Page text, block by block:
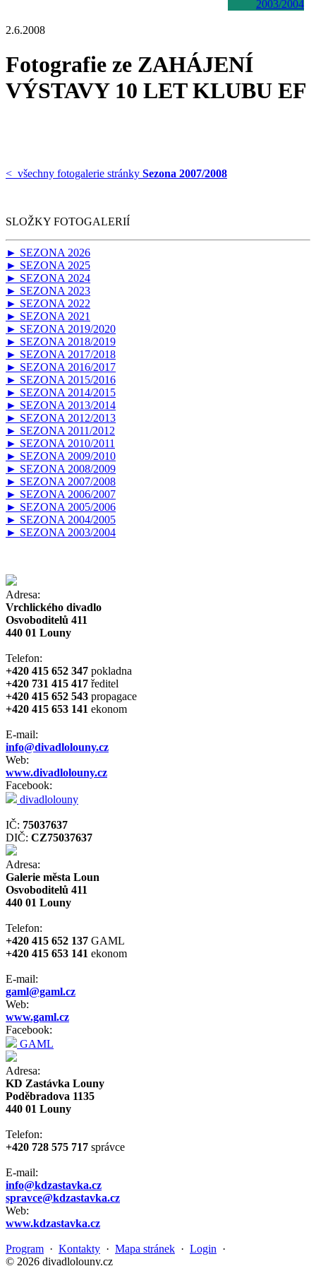
2003/2004
2.6.2008
Fotografie ze ZAHÁJENÍ
VÝSTAVY 10 LET KLUBU EF
< všechny fotogalerie stránky Sezona 2007/2008
SLOŽKY FOTOGALERIÍ
► SEZONA 2026
► SEZONA 2025
► SEZONA 2024
► SEZONA 2023
► SEZONA 2022
► SEZONA 2021
► SEZONA 2019/2020
► SEZONA 2018/2019
► SEZONA 2017/2018
► SEZONA 2016/2017
► SEZONA 2015/2016
► SEZONA 2014/2015
► SEZONA 2013/2014
► SEZONA 2012/2013
► SEZONA 2011/2012
► SEZONA 2010/2011
► SEZONA 2009/2010
► SEZONA 2008/2009
► SEZONA 2007/2008
► SEZONA 2006/2007
► SEZONA 2005/2006
► SEZONA 2004/2005
► SEZONA 2003/2004
Adresa:
Vrchlického divadlo
Osvoboditelů 411
440 01 Louny
Telefon:
+420 415 652 347 pokladna
+420 731 415 417 ředitel
+420 415 652 543 propagace
+420 415 653 141 ekonom
E-mail:
info@divadlolouny.cz
Web:
www.divadlolouny.cz
Facebook:
divadlolouny
IČ: 75037637
DIČ: CZ75037637
Adresa:
Galerie města Loun
Osvoboditelů 411
440 01 Louny
Telefon:
+420 415 652 137 GAML
+420 415 653 141 ekonom
E-mail:
gaml@gaml.cz
Web:
www.gaml.cz
Facebook:
GAML
Adresa:
KD Zastávka Louny
Poděbradova 1135
440 01 Louny
Telefon:
+420 728 575 717 správce
E-mail:
info@kdzastavka.cz
spravce@kdzastavka.cz
Web:
www.kdzastavka.cz
Program · Kontakty · Mapa stránek · Login ·
© 2026 divadlolouny.cz